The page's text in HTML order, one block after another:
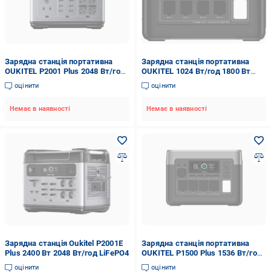
Зарядна станція портативна
OUKITEL P2001 Plus 2048 Вт/год
2400 Вт LiFePO₄ UPS
оцінити
Немає в наявності
Зарядна станція портативна
OUKITEL 1024 Вт/год 1800 Вт
LiFePO₄ PD 100 Вт UPS
оцінити
Немає в наявності
Зарядна станція Oukitel P2001E
Plus 2400 Вт 2048 Вт/год LiFePO4
оцінити
Зарядна станція портативна
OUKITEL P1500 Plus 1536 Вт/год
1800 Вт LiFePO₄ UPS
оцінити